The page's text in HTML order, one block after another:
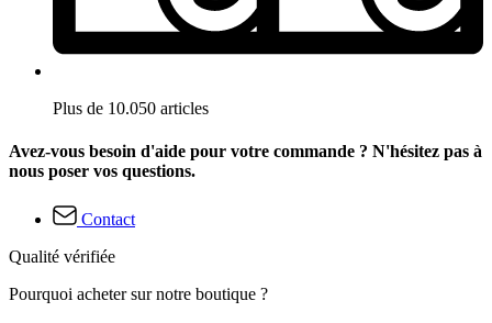
Plus de 10.050 articles
Avez-vous besoin d'aide pour votre commande ? N'hésitez pas à
nous poser vos questions.
Contact
Qualité vérifiée
Pourquoi acheter sur notre boutique ?